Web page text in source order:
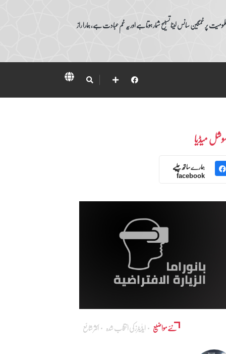
پر غمگین سانس لینا تسبیح شمار ہوتا ہے اور یہ غم عبادت ہے، ہمارا راز
میڈیا
ہمارے ساتھ چلیے
facebook
نئے مواضیع ایڈٰیٹرز کی انتخاب شدہ اکثر شائع